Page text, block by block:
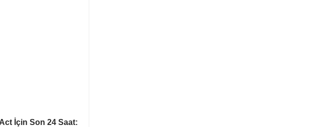
İçin Son 24 Saat: